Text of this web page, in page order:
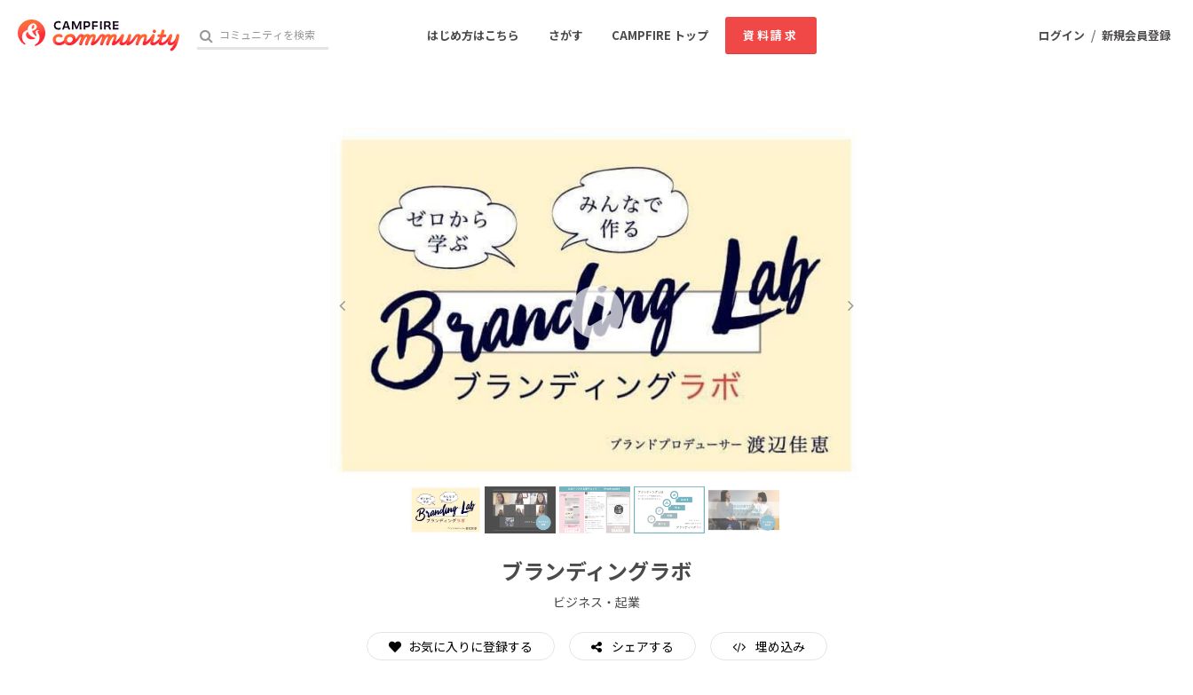
ログイン / 新規会員登録
はじめ方はこちら さがす CAMPFIRE トップ 資料請求
音楽 舞台・パフォーマンス
ゲーム・サービス開発 フード・飲食店
書籍・雑誌出版 アニメ・漫画
ソーシャルグッド ビューティー・ヘルスケア
ブランディングラボ
ビジネス・起業
お気に入りに登録する シェアする 埋め込み